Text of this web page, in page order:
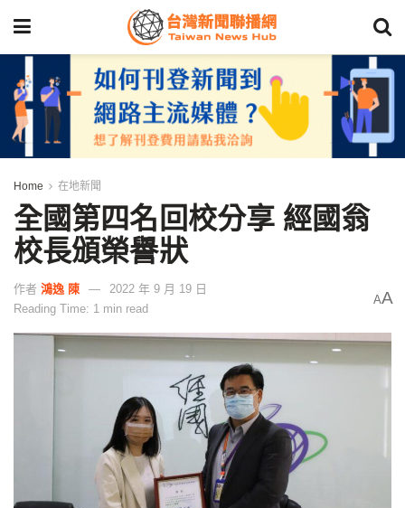
Home 在地新聞
全國第四名回校分享 經國翁
校長頒榮譽狀
作者 鴻逸 陳
2022 年 9 月 19 日
Reading Time: 1 min read
AA